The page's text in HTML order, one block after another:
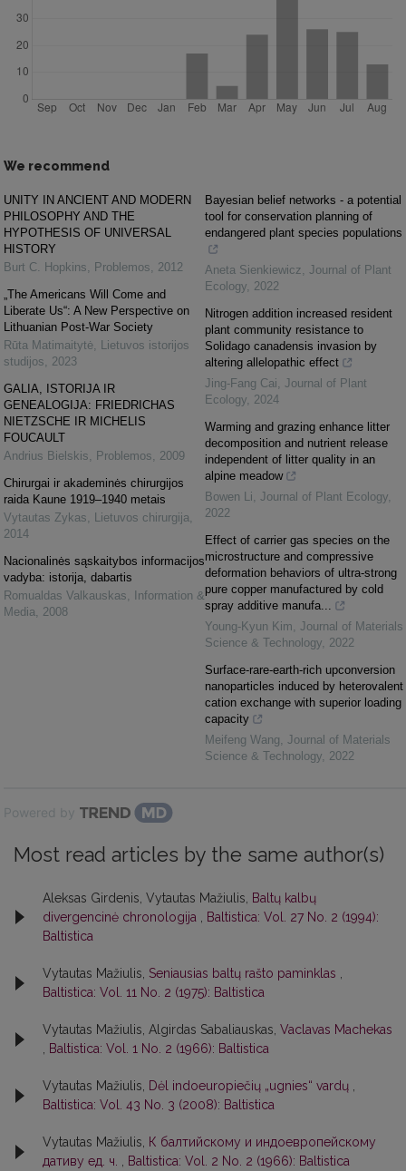
We recommend
UNITY IN ANCIENT AND MODERN
PHILOSOPHY AND THE
HYPOTHESIS OF UNIVERSAL
HISTORY
Burt C. Hopkins
Problemos
2012
„The Americans Will Come and
Liberate Us“: A New Perspective on
Lithuanian Post-War Society
Rūta Matimaitytė
Lietuvos istorijos
studijos
2023
GALIA, ISTORIJA IR
GENEALOGIJA: FRIEDRICHAS
NIETZSCHE IR MICHELIS
FOUCAULT
Andrius Bielskis
Problemos
2009
Chirurgai ir akademinės chirurgijos
raida Kaune 1919–1940 metais
Vytautas Zykas
Lietuvos chirurgija
2014
Nacionalinės sąskaitybos informacijos
vadyba: istorija, dabartis
Romualdas Valkauskas
Information &
Media
2008
Bayesian belief networks - a potential
tool for conservation planning of
endangered plant species populations
Aneta Sienkiewicz Journal of Plant
Ecology 2022
Nitrogen addition increased resident
plant community resistance to
Solidago canadensis invasion by
altering allelopathic effect
Jing-Fang Cai Journal of Plant
Ecology 2024
Warming and grazing enhance litter
decomposition and nutrient release
independent of litter quality in an
alpine meadow
Bowen Li Journal of Plant Ecology
2022
Effect of carrier gas species on the
microstructure and compressive
deformation behaviors of ultra-strong
pure copper manufactured by cold
spray additive manufa...
Young-Kyun Kim Journal of Materials
Science & Technology 2022
Surface-rare-earth-rich upconversion
nanoparticles induced by heterovalent
cation exchange with superior loading
capacity
Meifeng Wang Journal of Materials
Science & Technology 2022
Powered by
Most read articles by the same author(s)
Aleksas Girdenis, Vytautas Mažiulis,
Baltų kalbų
divergencinė chronologija
Baltistica: Vol. 27 No. 2 (1994):
Baltistica
Vytautas Mažiulis, Seniausias baltų rašto paminklas
Baltistica: Vol. 11 No. 2 (1975): Baltistica
Vytautas Mažiulis, Algirdas Sabaliauskas, Vaclavas Machekas
Baltistica: Vol. 1 No. 2 (1966): Baltistica
Vytautas Mažiulis, Dėl indoeuropiečių „ugnies“ vardų
Baltistica: Vol. 43 No. 3 (2008): Baltistica
Vytautas Mažiulis,
К балтийскому и индоевропейскому
дативу ед. ч.
Baltistica: Vol. 2 No. 2 (1966): Baltistica